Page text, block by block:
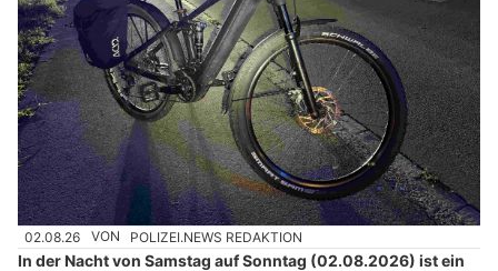
02.08.26 VON POLIZEI.NEWS REDAKTION
In der Nacht von Samstag auf Sonntag (02.08.2026) ist ein